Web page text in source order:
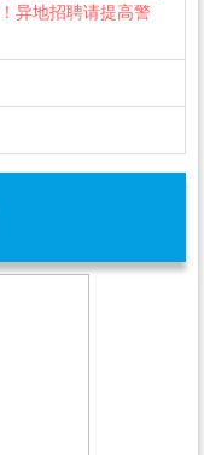
！异地招聘请提高警